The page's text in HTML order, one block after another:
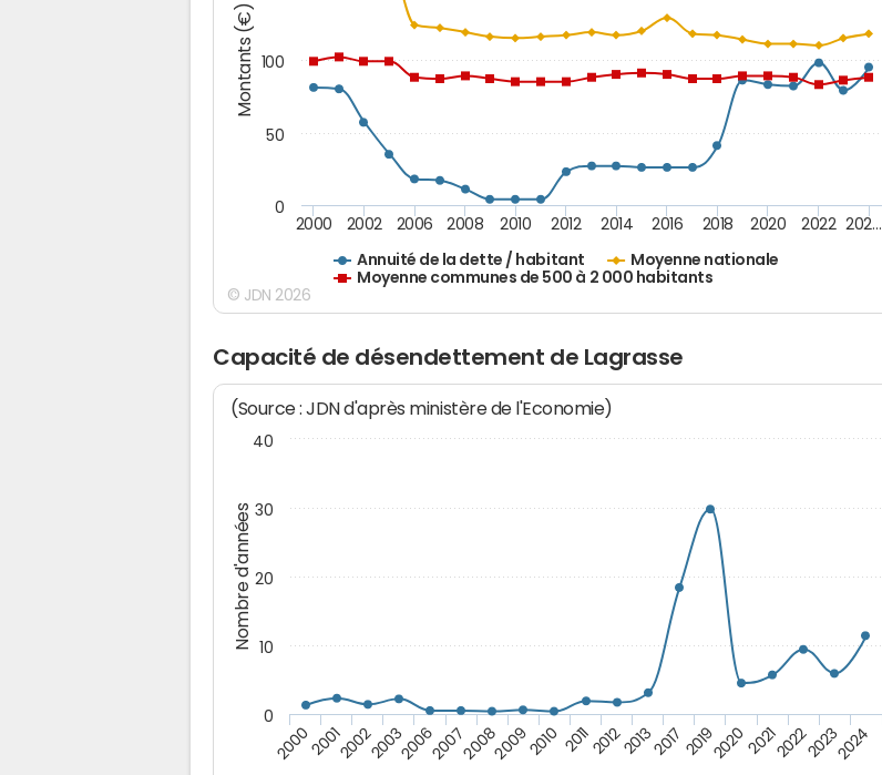
Montants (€)
Annuité de la dette / habitant
Moyenne nationale
Moyenne communes de 500 à 2 000 habitants
2000 2002 2006 2008 2010 2012 2014 2016 2018 2020 2022 202…
0
50
100
© JDN 2026
Capacité de désendettement de Lagrasse
Nombre d'années
(Source : JDN d'après ministère de l'Economie)
200020012002200320062007200820092010 2011201220132017201920202021202220232024
0
10
20
30
40